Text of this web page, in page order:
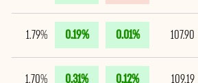
107.90
0.01%
0.19%
1.79%
109.19
0.12%
0.31%
1.70%